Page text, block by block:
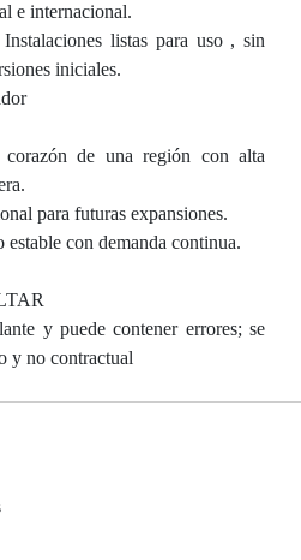
e internacional.
listas para uso , sin
iniciales.
de una región con alta
para futuras expansiones.
con demanda continua.
y puede contener errores; se
y no contractual